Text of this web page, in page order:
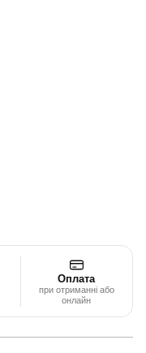
Оплата
при отриманні або
онлайн